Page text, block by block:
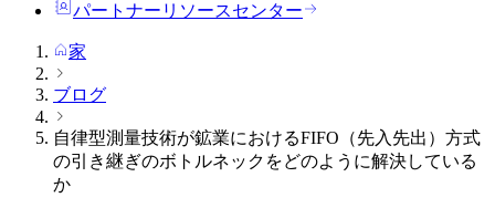
パートナーリソースセンター
家
ブログ
自律型測量技術が鉱業におけるFIFO（先入先出）方式
の引き継ぎのボトルネックをどのように解決している
か